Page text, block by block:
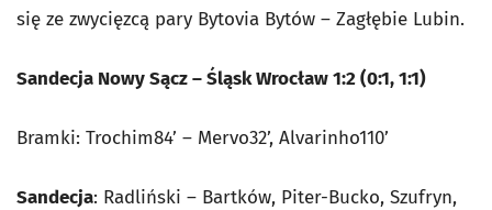
się ze zwycięzcą pary Bytovia Bytów – Zagłębie Lubin.
Sandecja Nowy Sącz – Śląsk Wrocław 1:2 (0:1, 1:1)
Bramki: Trochim84’ – Mervo32’, Alvarinho110’
Sandecja: Radliński – Bartków, Piter-Bucko, Szufryn,